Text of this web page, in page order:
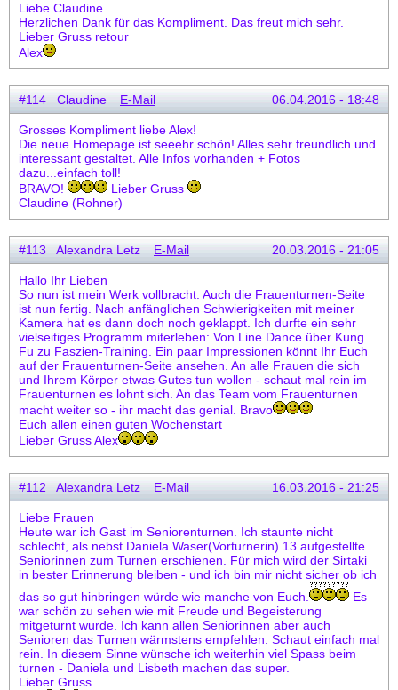
Liebe Claudine
Herzlichen Dank für das Kompliment. Das freut mich sehr.
Lieber Gruss retour
Alex
#114 Claudine E-Mail 06.04.2016 - 18:48
Grosses Kompliment liebe Alex!
Die neue Homepage ist seeehr schön! Alles sehr freundlich und
interessant gestaltet. Alle Infos vorhanden + Fotos
dazu...einfach toll!
BRAVO!
Lieber Gruss
Claudine (Rohner)
#113 Alexandra Letz E-Mail 20.03.2016 - 21:05
Hallo Ihr Lieben
So nun ist mein Werk vollbracht. Auch die Frauenturnen-Seite
ist nun fertig. Nach anfänglichen Schwierigkeiten mit meiner
Kamera hat es dann doch noch geklappt. Ich durfte ein sehr
vielseitiges Programm miterleben: Von Line Dance über Kung
Fu zu Faszien-Training. Ein paar Impressionen könnt Ihr Euch
auf der Frauenturnen-Seite ansehen. An alle Frauen die sich
und Ihrem Körper etwas Gutes tun wollen - schaut mal rein im
Frauenturnen es lohnt sich. An das Team vom Frauenturnen
macht weiter so - ihr macht das genial. Bravo
Euch allen einen guten Wochenstart
Lieber Gruss Alex
#112 Alexandra Letz E-Mail 16.03.2016 - 21:25
Liebe Frauen
Heute war ich Gast im Seniorenturnen. Ich staunte nicht
schlecht, als nebst Daniela Waser(Vorturnerin) 13 aufgestellte
Seniorinnen zum Turnen erschienen. Für mich wird der Sirtaki
in bester Erinnerung bleiben - und ich bin mir nicht sicher ob ich
das so gut hinbringen würde wie manche von Euch.
Es
war schön zu sehen wie mit Freude und Begeisterung
mitgeturnt wurde. Ich kann allen Seniorinnen aber auch
Senioren das Turnen wärmstens empfehlen. Schaut einfach mal
rein. In diesem Sinne wünsche ich weiterhin viel Spass beim
turnen - Daniela und Lisbeth machen das super.
Lieber Gruss